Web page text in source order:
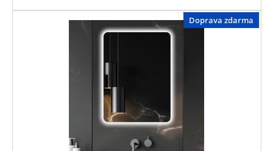
Doprava zdarma